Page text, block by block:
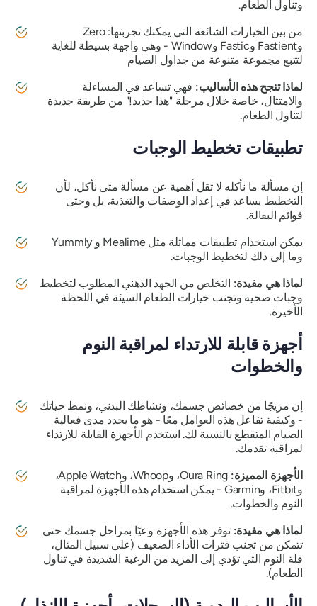
وتناول الطعام.
من بين الخيارات الشائعة التي يمكنك تجربتها: Zero
وFastient وFastic وWindow - وهي واجهة بسيطة للغاية
لتتبع مجموعة متنوعة من جداول الصيام
لماذا تنجح هذه الأساليب:فهي تساعد في المساءلة
والامتثال، خاصة خلال مرحلة "هذا جديد!" من طريقة جديدة
لتناول الطعام.
تطبيقات تخطيط الوجبات
إن مسألة ما نأكله لا تقل أهمية عن مسألة متى نأكل، لأن
التخطيط يساعد في إعداد الوصفات والتغذية، بل وحتى
قوائم البقالة.
يمكن استخدام تطبيقات مماثلة مثل Mealime و Yummly
وما إلى ذلك لتخطيط الوجبات.
لماذا هي مفيدة:التخلص من الجهد الذهني المطلوب لتخطيط
وجبات صحية وتجنب خيارات الطعام السيئة في اللحظة
الأخيرة.
أجهزة قابلة للارتداء لمراقبة النوم
والخطوات
إن مزيجًا من خصائص جسمك، ونشاطك البدني، ونمط حياتك
- وكيفية تفاعل هذه العوامل معًا - هو ما يحدد مدى فعالية
الصيام المتقطع بالنسبة لك. استخدم الأجهزة القابلة للارتداء
لمراقبة تقدمك.
الأجهزة المميزة:
Oura Ring، وWhoop، وApple Watch،
وFitbit، وGarmin - يمكن استخدام هذه الأجهزة لمراقبة
النوم والخطوات.
لماذا هي مفيدة:توفر هذه الأجهزة وعيًا بمراحل جسمك حتى
تتمكن من تجنب فترات الأداء الضعيف (على سبيل المثال،
قلة النوم التي تؤدي إلى المزيد من الرغبة الشديدة في تناول
الطعام).